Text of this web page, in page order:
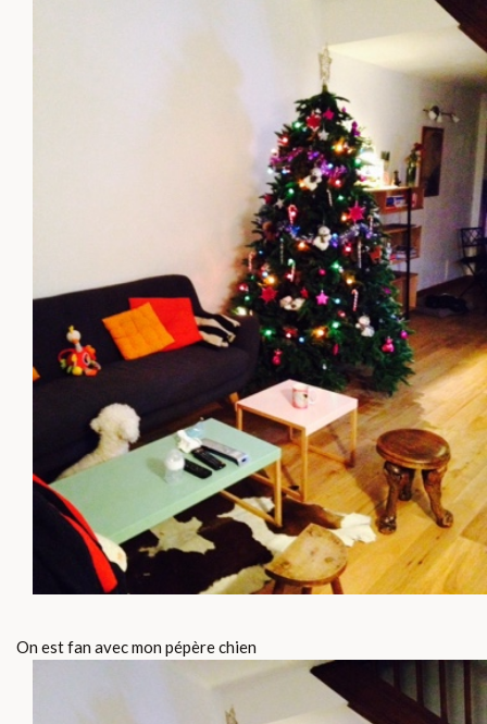
On est fan avec mon pépère chien